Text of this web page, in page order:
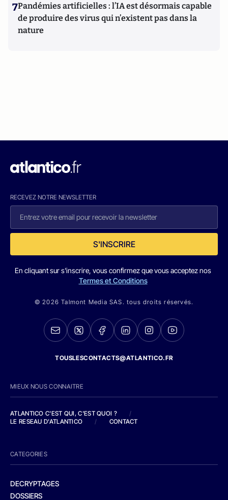
7Pandémies artificielles : l’IA est désormais capable
de produire des virus qui n’existent pas dans la
nature
RECEVEZ NOTRE NEWSLETTER
S'INSCRIRE
En cliquant sur s'inscrire, vous confirmez que vous acceptez nos
Termes et Conditions
© 2026 Talmont Media SAS. tous droits réservés.
TOUSLESCONTACTS@ATLANTICO.FR
MIEUX NOUS CONNAITRE
ATLANTICO C'EST QUI, C'EST QUOI ?
/
LE RESEAU D'ATLANTICO
/ CONTACT
CATEGORIES
DECRYPTAGES
DOSSIERS